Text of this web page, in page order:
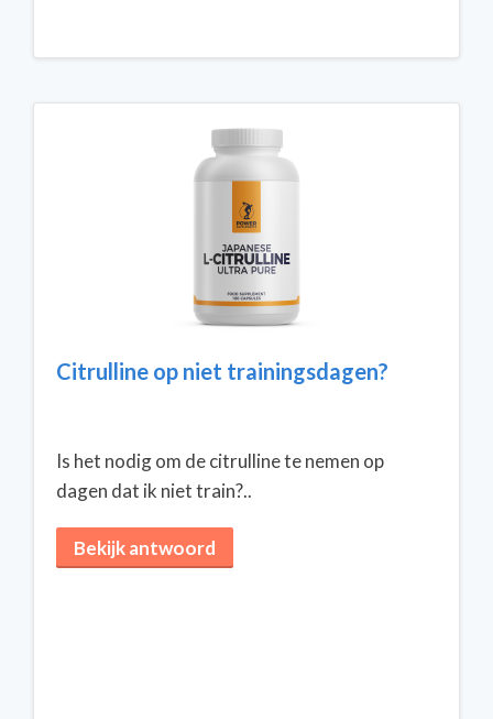
Citrulline op niet trainingsdagen?
Is het nodig om de citrulline te nemen op
dagen dat ik niet train?..
Bekijk antwoord